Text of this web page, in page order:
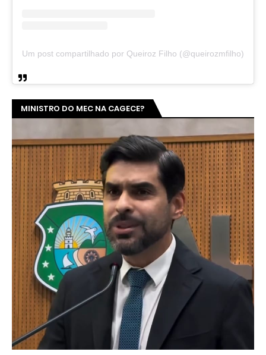
Um post compartilhado por Queiroz Filho (@queirozmfilho)
MINISTRO DO MEC NA CAGECE?